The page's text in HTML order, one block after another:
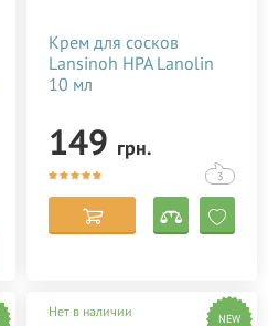
Крем для сосков
Lansinoh HPA Lanolin
10 мл
149 грн.
3
Нет в наличии NEW